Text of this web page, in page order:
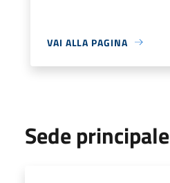
VAI ALLA PAGINA
Sede principale